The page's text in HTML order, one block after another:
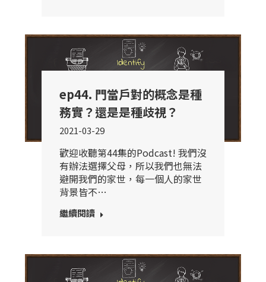
ep44. 門當戶對的概念是種
務實？還是是種歧視？
2021-03-29
歡迎收聽第44集的Podcast! 我們沒
有辦法選擇父母，所以我們也無法
避開我們的家世，每一個人的家世
背景皆不…
繼續閱讀